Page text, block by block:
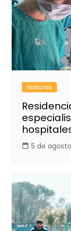
Noticias
5 de